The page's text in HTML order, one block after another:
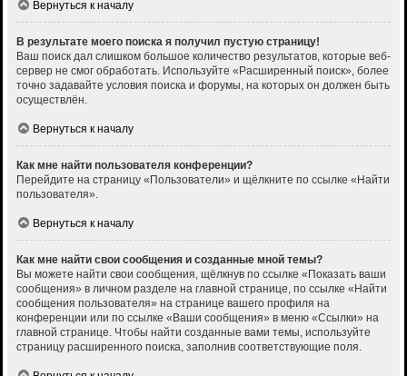
Вернуться к началу
В результате моего поиска я получил пустую страницу!
Ваш поиск дал слишком большое количество результатов, которые веб-
сервер не смог обработать. Используйте «Расширенный поиск», более
точно задавайте условия поиска и форумы, на которых он должен быть
осуществлён.
Вернуться к началу
Как мне найти пользователя конференции?
Перейдите на страницу «Пользователи» и щёлкните по ссылке «Найти
пользователя».
Вернуться к началу
Как мне найти свои сообщения и созданные мной темы?
Вы можете найти свои сообщения, щёлкнув по ссылке «Показать ваши
сообщения» в личном разделе на главной странице, по ссылке «Найти
сообщения пользователя» на странице вашего профиля на
конференции или по ссылке «Ваши сообщения» в меню «Ссылки» на
главной странице. Чтобы найти созданные вами темы, используйте
страницу расширенного поиска, заполнив соответствующие поля.